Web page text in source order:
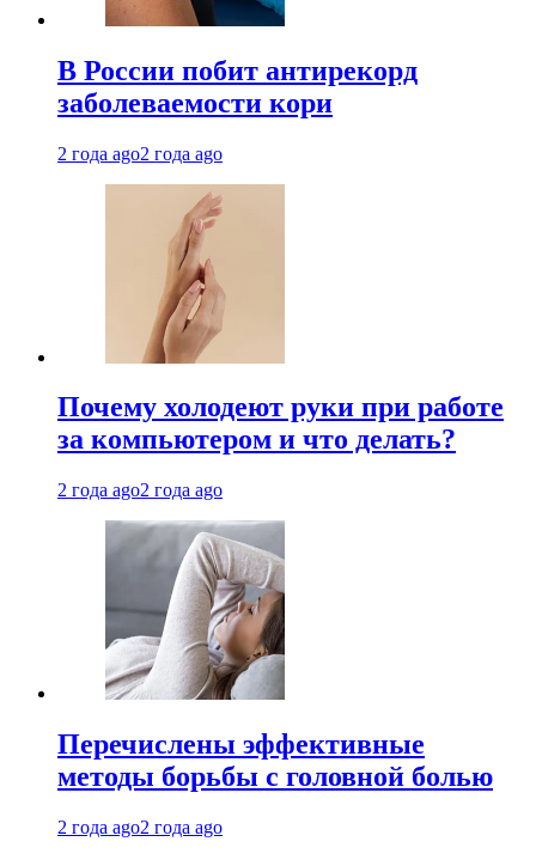
В России побит антирекорд
заболеваемости кори
2 года ago2 года ago
Почему холодеют руки при работе
за компьютером и что делать?
2 года ago2 года ago
Перечислены эффективные
методы борьбы с головной болью
2 года ago2 года ago